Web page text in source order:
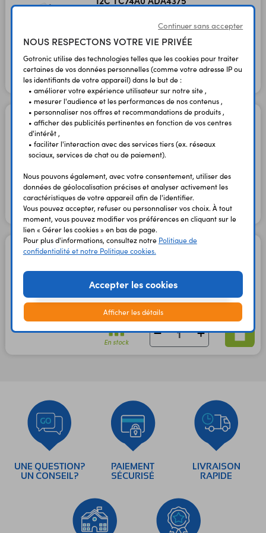
3,95 € 3,29 €
En stock
Adaptateur pour DS18B20
ADA5971
Code : 38878
5,90 € TTC 4,92 € HT
En stock
Capteur de température
Code : 42067
1,80 € TTC 1,50 €
En stock
UNE QUESTION?
UN CONSEIL?
PAIEMENT
SÉCURISÉ
LIVRAISON
RAPIDE
Continuer sans accepter
NOUS RESPECTONS VOTRE VIE PRIVÉE
Gotronic utilise des technologies telles que les cookies pour traiter
certaines de vos données personnelles (comme votre adresse IP ou
les identifiants de votre appareil) dans le but de :
• améliorer votre expérience utilisateur sur notre site ,
• mesurer l'audience et les performances de nos contenus ,
• personnaliser nos offres et recommandations de produits ,
• afficher des publicités pertinentes en fonction de vos centres
d'intérêt ,
• faciliter l'interaction avec des services tiers (ex. réseaux
sociaux, services de chat ou de paiement).
Nous pouvons également, avec votre consentement, utiliser des
données de géolocalisation précises et analyser activement les
caractéristiques de votre appareil afin de l'identifier.
Vous pouvez accepter, refuser ou personnaliser vos choix. À tout
moment, vous pouvez modifier vos préférences en cliquant sur le
lien « Gérer les cookies » en bas de page.
Pour plus d'informations, consultez notre Politique de
confidentialité et notre Politique cookies.
Accepter les cookies
Afficher les détails